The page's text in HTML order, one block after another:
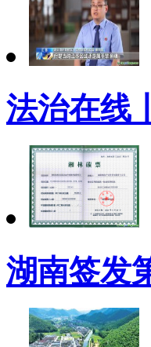
法治在线
湖南签发